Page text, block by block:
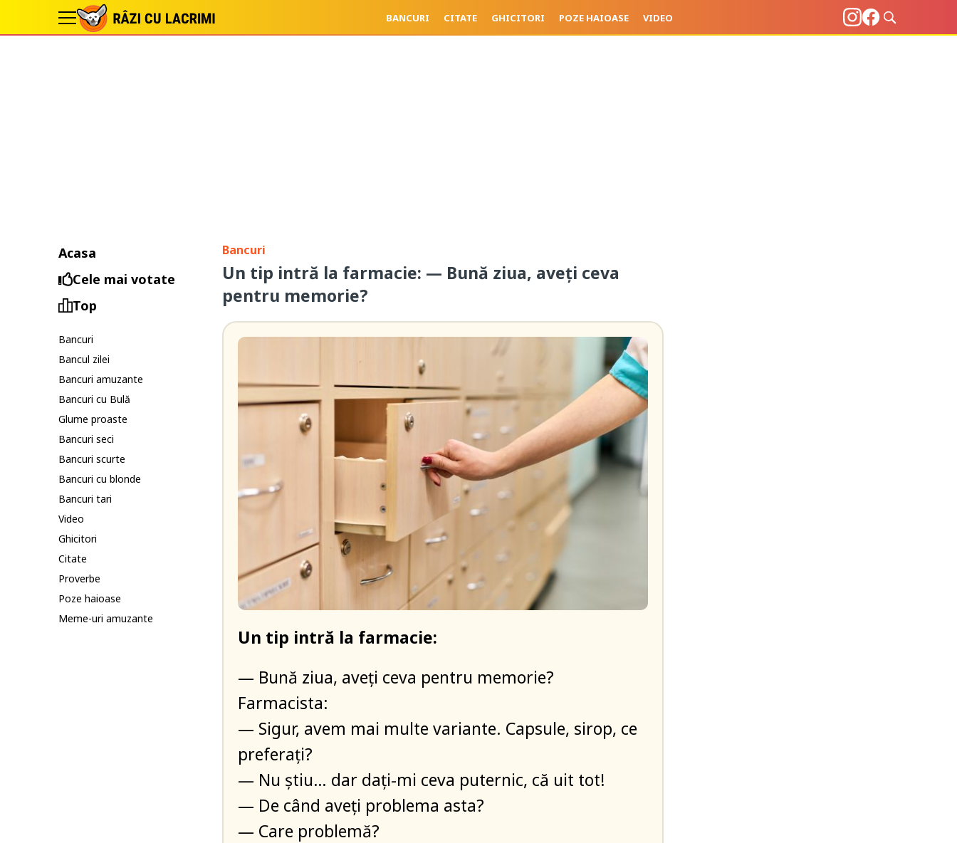
BANCURI CITATE GHICITORI POZE HAIOASE VIDEO
Acasa
Cele mai votate
Top
Bancuri
Bancul zilei
Bancuri amuzante
Bancuri cu Bulă
Glume proaste
Bancuri seci
Bancuri scurte
Bancuri cu blonde
Bancuri tari
Video
Ghicitori
Citate
Proverbe
Poze haioase
Meme-uri amuzante
Bancuri
Un tip intră la farmacie: — Bună ziua, aveți ceva
pentru memorie?
Un tip intră la farmacie:
— Bună ziua, aveți ceva pentru memorie?
Farmacista:
— Sigur, avem mai multe variante. Capsule, sirop, ce
preferați?
— Nu știu… dar dați-mi ceva puternic, că uit tot!
— De când aveți problema asta?
— Care problemă?